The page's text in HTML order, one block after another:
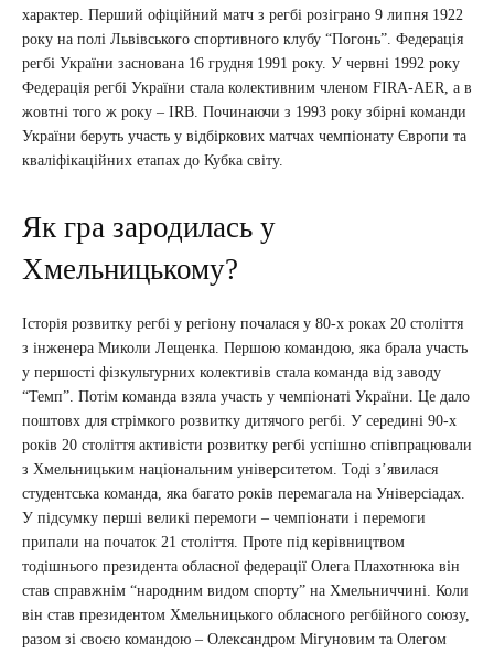
характер. Перший офіційний матч з регбі розіграно 9 липня 1922
року на полі Львівського спортивного клубу “Погонь”. Федерація
регбі України заснована 16 грудня 1991 року. У червні 1992 року
Федерація регбі України стала колективним членом FIRA-AER, а в
жовтні того ж року – IRB. Починаючи з 1993 року збірні команди
України беруть участь у відбіркових матчах чемпіонату Європи та
кваліфікаційних етапах до Кубка світу.
Як гра зародилась у
Хмельницькому?
Історія розвитку регбі у регіону почалася у 80-х роках 20 століття
з інженера Миколи Лещенка. Першою командою, яка брала участь
у першості фізкультурних колективів стала команда від заводу
“Темп”. Потім команда взяла участь у чемпіонаті України. Це дало
поштовх для стрімкого розвитку дитячого регбі. У середині 90-х
років 20 століття активісти розвитку регбі успішно співпрацювали
з Хмельницьким національним університетом. Тоді з’явилася
студентська команда, яка багато років перемагала на Універсіадах.
У підсумку перші великі перемоги – чемпіонати і перемоги
припали на початок 21 століття. Проте під керівництвом
тодішнього президента обласної федерації Олега Плахотнюка він
став справжнім “народним видом спорту” на Хмельниччині. Коли
він став президентом Хмельницького обласного регбійного союзу,
разом зі своєю командою – Олександром Мігуновим та Олегом